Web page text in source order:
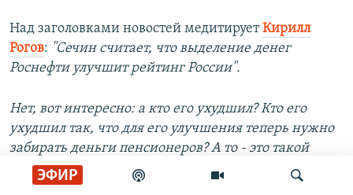
ЭФИР
Над заголовками новостей медитируетКирилл
Рогов: "Сечин считает, что выделение денег
Роснефти улучшит рейтинг России".
Нет, вот интересно: а кто его ухудшил? Кто его
ухудшил так, что для его улучшения теперь нужно
забирать деньги пенсионеров? А то - это такой
нормальный бизнес: ухудшил рейтинг - взял из
кубышки деньги на его улучшение, кончились